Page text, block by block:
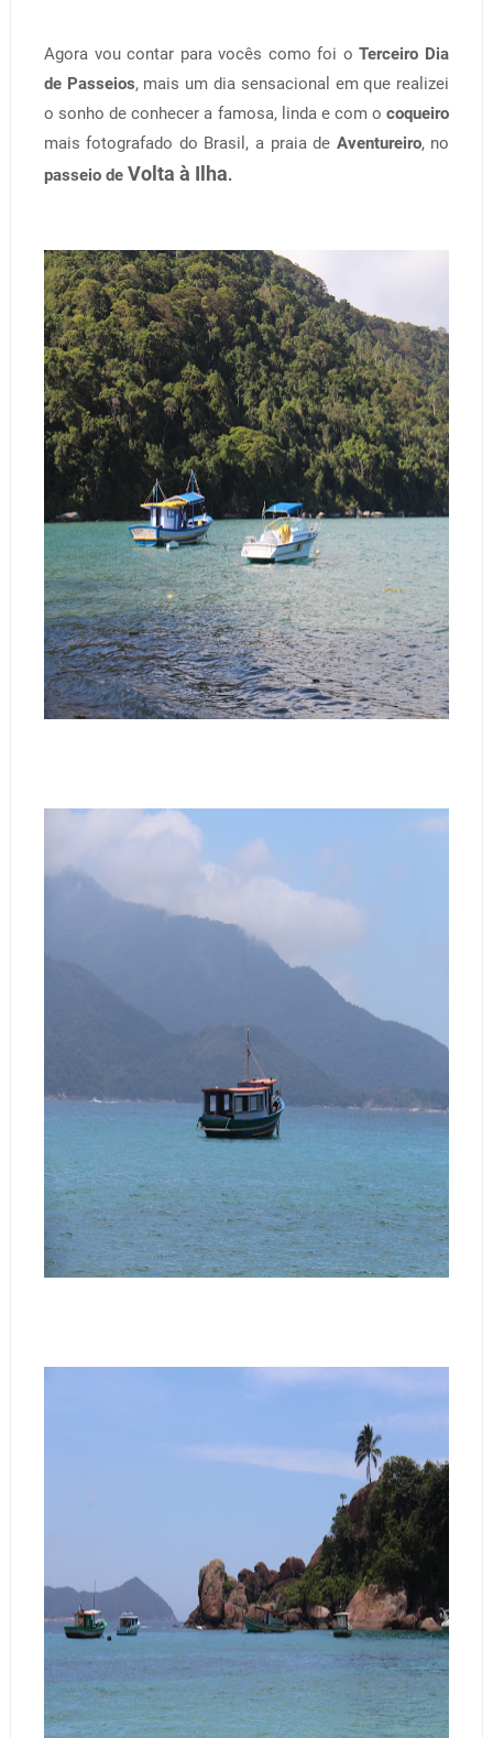
Agora vou contar para vocês como foi oTerceiro Dia
de Passeios, mais um dia sensacional em que realizei
o sonho de conhecer a famosa, linda e com ocoqueiro
mais fotografado do Brasil, a praia de Aventureiro, no
passeio de Volta à Ilha.